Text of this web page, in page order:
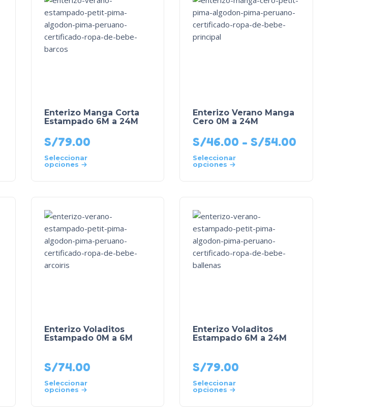
Enterizo Manga Corta
Estampado 6M a 24M
S/79.00
Seleccionar
opciones
Enterizo Verano Manga
Cero 0M a 24M
S/46.00 - S/54.00
Seleccionar
opciones
Enterizo Voladitos
Estampado 0M a 6M
S/74.00
Seleccionar
opciones
Enterizo Voladitos
Estampado 6M a 24M
S/79.00
Seleccionar
opciones